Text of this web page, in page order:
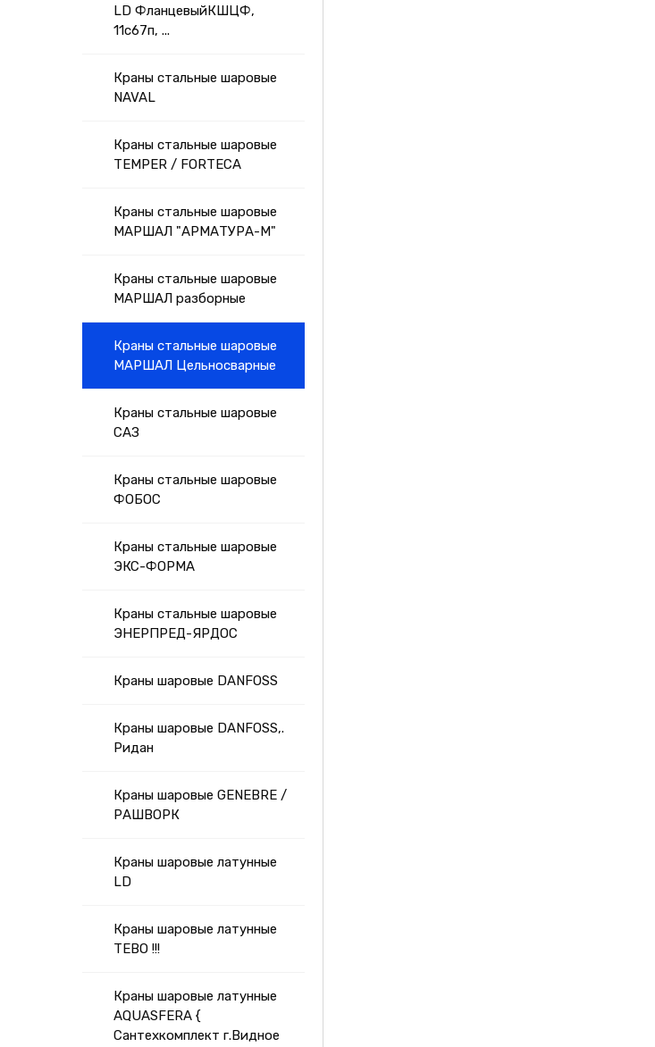
LD ФланцевыйКШЦФ,
11с67п, ...
Краны стальные шаровые
NAVAL
Краны стальные шаровые
TEMPER / FORTECA
Краны стальные шаровые
МАРШАЛ "АРМАТУРА-М"
Краны стальные шаровые
МАРШАЛ разборные
Краны стальные шаровые
МАРШАЛ Цельносварные
Краны стальные шаровые
САЗ
Краны стальные шаровые
ФОБОС
Краны стальные шаровые
ЭКС-ФОРМА
Краны стальные шаровые
ЭНЕРПРЕД-ЯРДОС
Краны шаровые DANFOSS
Краны шаровые DANFOSS,.
Ридан
Краны шаровые GENEBRE /
РАШВОРК
Краны шаровые латунные
LD
Краны шаровые латунные
ТЕВО !!!
Краны шаровые латунные
AQUASFERA {
Сантехкомплект г.Видное